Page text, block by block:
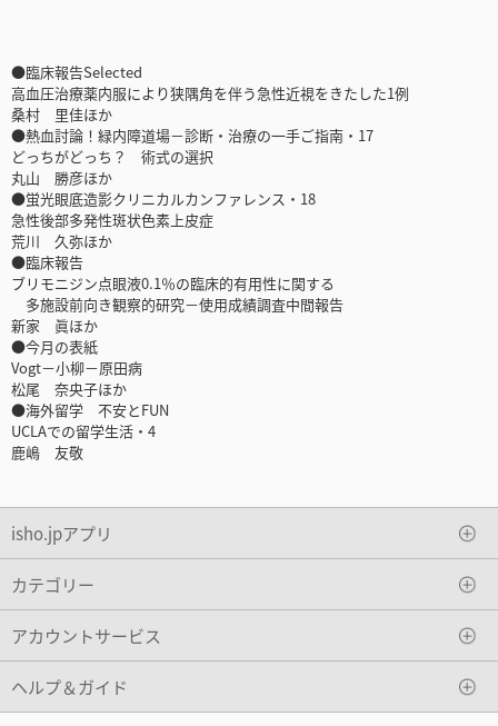
●臨床報告Selected
高血圧治療薬内服により狭隅角を伴う急性近視をきたした1例
桑村 里佳ほか
●熱血討論！緑内障道場－診断・治療の一手ご指南・17
どっちがどっち？ 術式の選択
丸山 勝彦ほか
●蛍光眼底造影クリニカルカンファレンス・18
急性後部多発性斑状色素上皮症
荒川 久弥ほか
●臨床報告
ブリモニジン点眼液0.1％の臨床的有用性に関する
多施設前向き観察的研究－使用成績調査中間報告
新家 眞ほか
●今月の表紙
Vogt－小柳－原田病
松尾 奈央子ほか
●海外留学 不安とFUN
UCLAでの留学生活・4
鹿嶋 友敬
isho.jpアプリ
カテゴリー
アカウントサービス
ヘルプ＆ガイド